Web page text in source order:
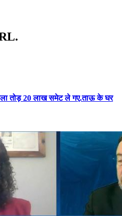
तोड़ 20 लाख समेट ले गए.ताऊ के घर